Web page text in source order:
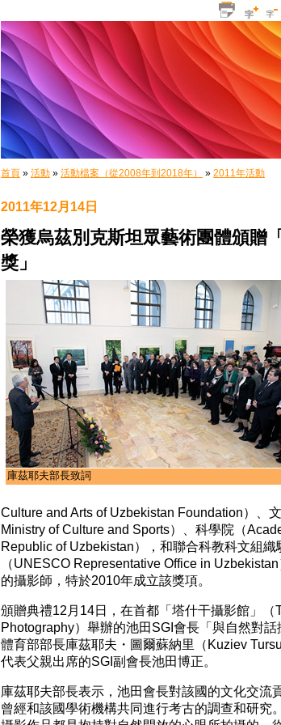
首頁 » 活動 » 活動檔案（從2008年到2018年） » 2011年活動
2011年12月14日
榮獲烏茲別克斯坦眾藝術團體頒贈
獎」
庫茲耶夫部長致詞
Culture and Arts of Uzbekistan Foundation）、
Ministry of Culture and Sports）、科學院（
Republic of Uzbekistan），和聯合科教科文組織
（UNESCO Representative Office in
的攝影師，特於2010年成立該獎項。
頒贈典禮12月14日，在首都「塔什干攝影館」（
Photography）舉辦的池田SGI會長「與自然對
體育部部長庫茲耶夫・圖爾蘇納里（Kuziev
代表父親出席的SGI副會長池田博正。
庫茲耶夫部長表示，池田會長對該國的文化交流
曾經和該國學術機構共同進行考古的調查和研究